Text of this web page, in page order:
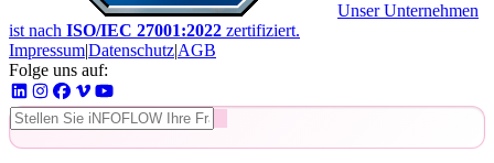
Unser Unternehmen
ist nach ISO/IEC 27001:2022 zertifiziert.
Impressum|Datenschutz|AGB
Folge uns auf: